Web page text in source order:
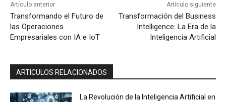
Artículo anterior
Transformando el Futuro de
las Operaciones
Empresariales con IA e IoT
Artículo siguiente
Transformación del Business
Intelligence: La Era de la
Inteligencia Artificial
ARTICULOS RELACIONADOS
La Revolución de la Inteligencia Artificial en